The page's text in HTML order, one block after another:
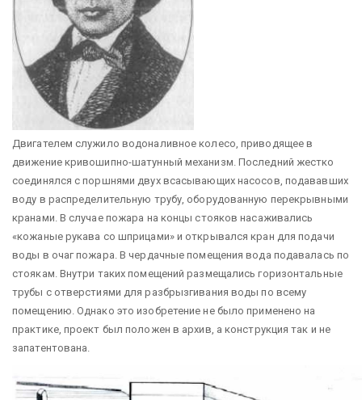
Двигателем служило водоналивное колесо, приводящее в
движение кривошипно-шатунный механизм. Последний жестко
соединялся с поршнями двух всасывающих насосов, подававших
воду в распределительную трубу, оборудованную перекрывными
кранами. В случае пожара на концы стояков насаживались
«кожаные рукава со шприцами» и открывался кран для подачи
воды в очаг пожара. В чердачные помещения вода подавалась по
стоякам. Внутри таких помещений размещались горизонтальные
трубы с отверстиями для разбрызгивания воды по всему
помещению. Однако это изобретение не было применено на
практике, проект был положен в архив, а конструкция так и не
запатентована.